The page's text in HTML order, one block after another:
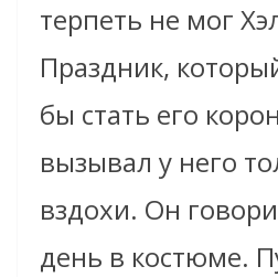
терпеть не мог
Праздник,
бы стать его
вызывал у него
вздохи. Он
день в костюме.